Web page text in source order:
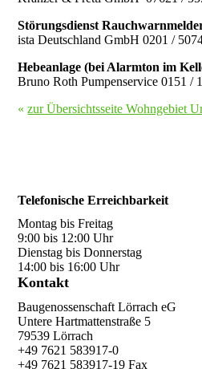
Störungsdienst
ista Deutschland GmbH 0201 /
Hebeanlage (bei Alarmton im
Bruno Roth Pumpenservice 0151 /
« zur Übersichtsseite Wohngebiet
Telefonische Erreichbarkeit
Montag bis Freitag
9:00 bis 12:00 Uhr
Dienstag bis Donnerstag
14:00 bis 16:00 Uhr
Kontakt
Baugenossenschaft Lörrach eG
Untere Hartmattenstraße 5
79539 Lörrach
+49 7621 583917-0
+49 7621 583917-19 Fax